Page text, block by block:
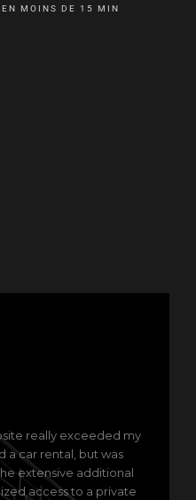
EN MOINS DE 15 MIN
really exceeded my
a car rental, but was
extensive additional
access to a private